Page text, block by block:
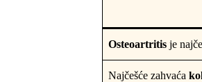
Osteoartritis je
Najčešće zahvaća